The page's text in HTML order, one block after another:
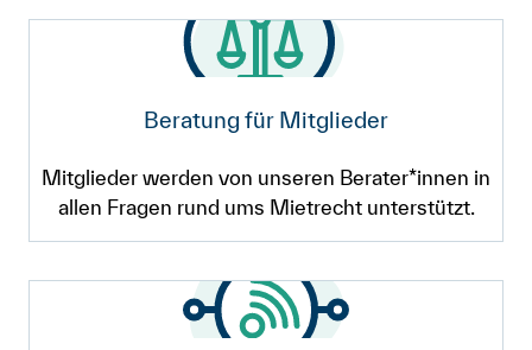
Beratung für Mitglieder
Mitglieder werden von unseren Berater*innen in
allen Fragen rund ums Mietrecht unterstützt.